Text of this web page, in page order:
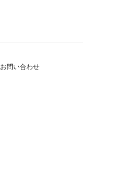
お問い合わせ